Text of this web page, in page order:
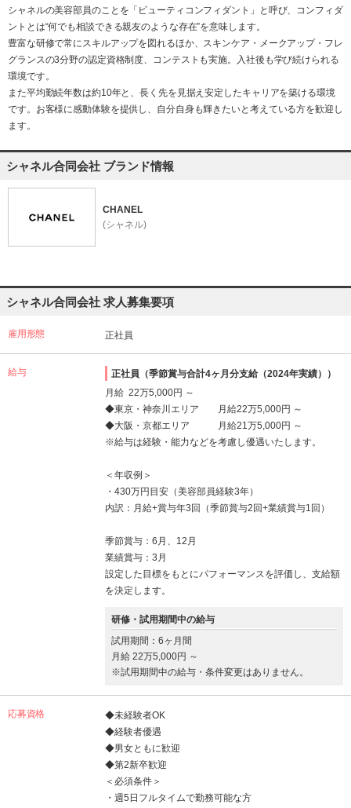
シャネルの美容部員のことを「ビューティコンフィダント」と呼び、コンフィダ
ントとは“何でも相談できる親友のような存在”を意味します。
豊富な研修で常にスキルアップを図れるほか、スキンケア・メークアップ・フレ
グランスの3分野の認定資格制度、コンテストも実施。入社後も学び続けられる
環境です。
また平均勤続年数は約10年と、長く先を見据え安定したキャリアを築ける環境
です。お客様に感動体験を提供し、自分自身も輝きたいと考えている方を歓迎し
ます。
シャネル合同会社 ブランド情報
CHANEL
(シャネル)
シャネル合同会社 求人募集要項
雇用形態 正社員
給与
正社員（季節賞与合計4ヶ月分支給（2024年実績））
月給 22万5,000円 ～
◆東京・神奈川エリア 月給22万5,000円 ～
◆大阪・京都エリア 月給21万5,000円 ～
※給与は経験・能力などを考慮し優遇いたします。
＜年収例＞
・430万円目安（美容部員経験3年）
内訳：月給+賞与年3回（季節賞与2回+業績賞与1回）
季節賞与：6月、12月
業績賞与：3月
設定した目標をもとにパフォーマンスを評価し、支給額
を決定します。
研修・試用期間中の給与
試用期間：6ヶ月間
月給 22万5,000円 ～
※試用期間中の給与・条件変更はありません。
応募資格
◆未経験者OK
◆経験者優遇
◆男女ともに歓迎
◆第2新卒歓迎
＜必須条件＞
・週5日フルタイムで勤務可能な方